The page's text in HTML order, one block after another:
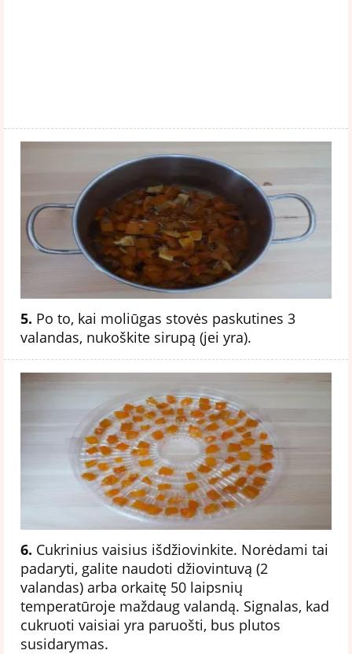
5. Po to, kai moliūgas stovės paskutines 3
valandas, nukoškite sirupą (jei yra).
6. Cukrinius vaisius išdžiovinkite. Norėdami tai
padaryti, galite naudoti džiovintuvą (2
valandas) arba orkaitę 50 laipsnių
temperatūroje maždaug valandą. Signalas, kad
cukruoti vaisiai yra paruošti, bus plutos
susidarymas.